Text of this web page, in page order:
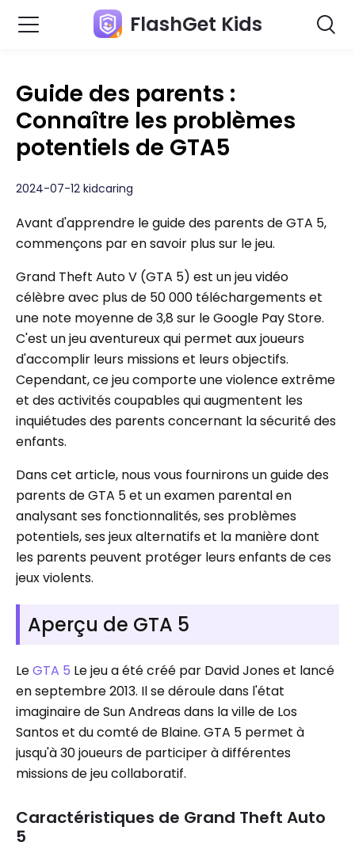
FlashGet Kids
Guide des parents :
Connaître les problèmes
potentiels de GTA5
2024-07-12 kidcaring
Avant d'apprendre le guide des parents de GTA 5,
commençons par en savoir plus sur le jeu.
Grand Theft Auto V (GTA 5) est un jeu vidéo
célèbre avec plus de 50 000 téléchargements et
une note moyenne de 3,8 sur le Google Pay Store.
C'est un jeu aventureux qui permet aux joueurs
d'accomplir leurs missions et leurs objectifs.
Cependant, ce jeu comporte une violence extrême
et des activités coupables qui augmentent les
inquiétudes des parents concernant la sécurité des
enfants.
Dans cet article, nous vous fournirons un guide des
parents de GTA 5 et un examen parental en
analysant ses fonctionnalités, ses problèmes
potentiels, ses jeux alternatifs et la manière dont
les parents peuvent protéger leurs enfants de ces
jeux violents.
Aperçu de GTA 5
LeGTA 5 Le jeu a été créé par David Jones et lancé
en septembre 2013. Il se déroule dans l'état
imaginaire de Sun Andreas dans la ville de Los
Santos et du comté de Blaine. GTA 5 permet à
jusqu'à 30 joueurs de participer à différentes
missions de jeu collaboratif.
Caractéristiques de Grand Theft Auto
5